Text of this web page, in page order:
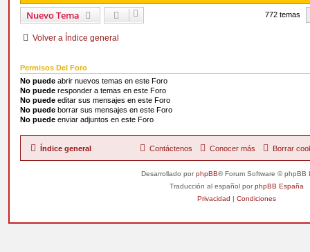
Nuevo Tema 772 temas
Volver a Índice general
Permisos Del Foro
No puede abrir nuevos temas en este Foro
No puede responder a temas en este Foro
No puede editar sus mensajes en este Foro
No puede borrar sus mensajes en este Foro
No puede enviar adjuntos en este Foro
Índice general Borrar
Conocer más
Contáctenos
Desarrollado porphpBB® Forum Software © phpBB
Traducción al español porphpBB España
Privacidad
Condiciones